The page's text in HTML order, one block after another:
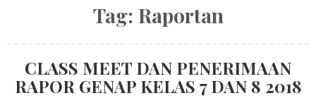
Tag: Raportan
CLASS MEET DAN PENERIMAAN
RAPOR GENAP KELAS 7 DAN 8 2018